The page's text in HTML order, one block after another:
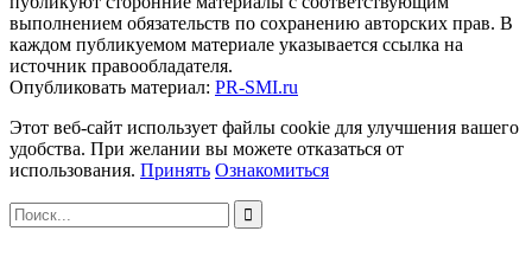
выполнением обязательств по сохранению авторских прав. В
каждом публикуемом материале указывается ссылка на
источник правообладателя.
Опубликовать материал: PR-SMI.ru
Этот веб-сайт использует файлы cookie для улучшения вашего
удобства. При желании вы можете отказаться от
использования. Принять Ознакомиться